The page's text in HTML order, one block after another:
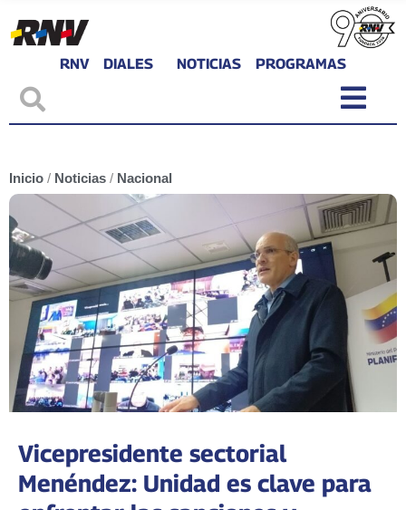
RNV DIALES NOTICIAS PROGRAMAS
Inicio / Noticias / Nacional
Vicepresidente sectorial
Menéndez: Unidad es clave para